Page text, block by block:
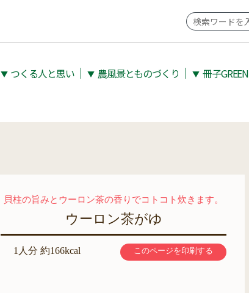
▼ つくる人と思い ▼ 農⾵景とものづくり ▼ 冊子GREEN
貝柱の旨みとウーロン茶の香りでコトコト炊きます。
ウーロン茶がゆ
1人分 約166kcal このページを印刷する